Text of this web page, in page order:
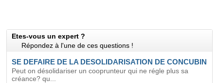
Etes-vous un expert ?
Répondez à l'une de ces questions !
SE DEFAIRE DE LA DESOLIDARISATION DE CONCUBIN
Peut on désolidariser un cooprunteur qui ne régle plus sa
créance? qu...